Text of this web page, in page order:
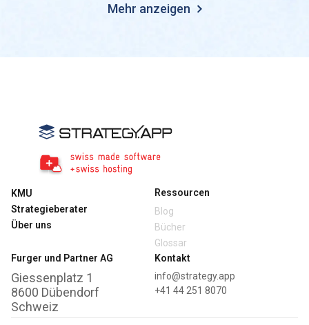
Mehr anzeigen
KMU
Strategieberater
Über uns
Ressourcen
Blog
Bücher
Glossar
Furger und Partner AG
Giessenplatz 1
8600 Dübendorf
Schweiz
Kontakt
info@strategy.app
+41 44 251 8070